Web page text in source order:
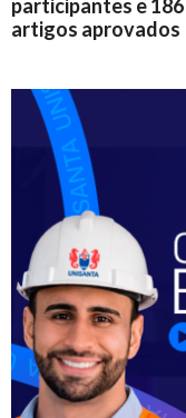
participantes e 186
artigos aprovados